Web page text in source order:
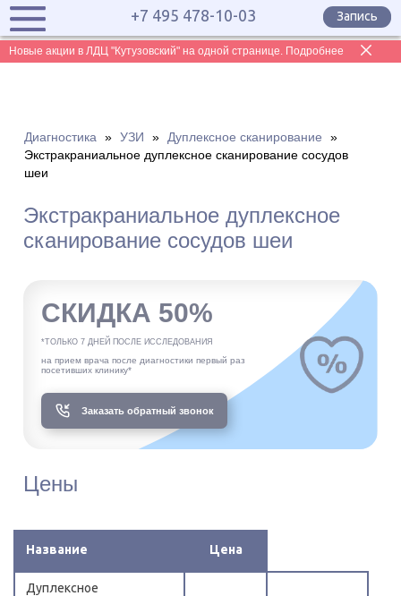
Новые акции в ЛДЦ "Кутузовский" на одной странице. Подробнее
+7 495 478-10-03 Запись
Диагностика » УЗИ » Дуплексное сканирование
»
Экстракраниальное дуплексное сканирование сосудов
шеи
Экстракраниальное дуплексное
сканирование сосудов шеи
СКИДКА 50%
*ТОЛЬКО 7 ДНЕЙ ПОСЛЕ ИССЛЕДОВАНИЯ
на прием врача после диагностики первый раз
посетивших клинику*
Заказать обратный звонок
Цены
Название Цена
Дуплексное